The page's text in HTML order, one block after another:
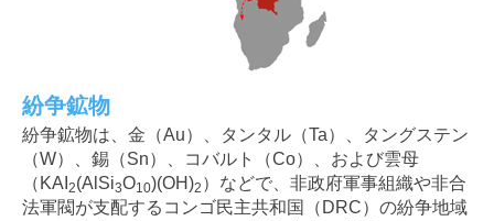
紛争鉱物
紛争鉱物は、金（Au）、タンタル（Ta）、タングステン
（W）、錫（Sn）、コバルト（Co）、および雲母
（KAI 2(AlSi3O10)(OH)2 ）などで、非政府軍事組織や非合
法軍閥が支配するコンゴ民主共和国（DRC）の紛争地域